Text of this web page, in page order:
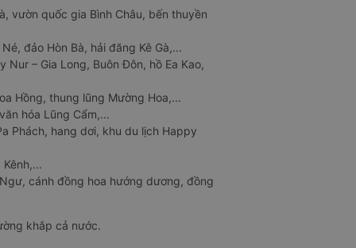
vườn quốc gia Bình Châu, bến thuyền
đảo Hòn Bà, hải đăng Kê Gà,...
– Gia Long, Buôn Đôn, hồ Ea Kao,
Hồng, thung lũng Mường Hoa,...
hóa Lũng Cẩm,...
Phách, hang dơi, khu du lịch Happy
cánh đồng hoa hướng dương, đồng
khắp cả nước.